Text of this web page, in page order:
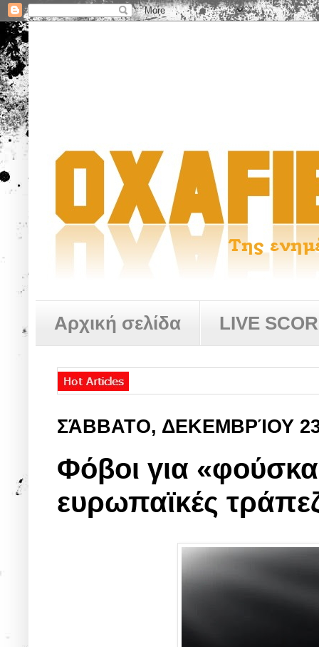
Αρχική σελίδα LIVE
ΣΆΒΒΑΤΟ, ΔΕΚΕΜΒΡΊΟΥ
Φόβοι για
ευρωπαϊκές